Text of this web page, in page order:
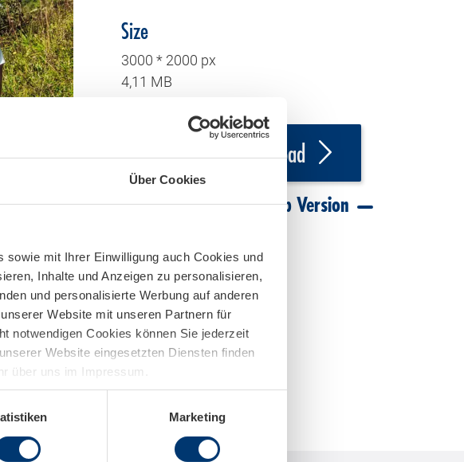
Über Cookies
mit Ihrer Einwilligung auch Cookies und
Inhalte und Anzeigen zu personalisieren,
und personalisierte Werbung auf anderen
Website mit unseren Partnern für
notwendigen Cookies können Sie jederzeit
Website eingesetzten Diensten finden
über uns im Impressum.
Marketing
Size
3000 * 2000 px
4,11 MB
Download
Download Web Version